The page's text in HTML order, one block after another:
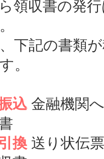
領収書の発
下記の書類
。
込 金融機関
換 送り状伝